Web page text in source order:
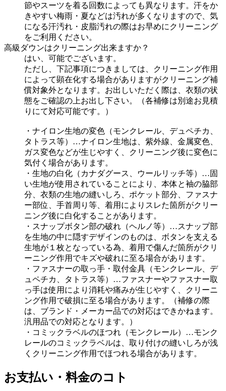
節やスーツを着る回数によっても異なります。汗をか
きやすい梅雨・夏などは汚れが多くなりますので、気
になる汗汚れ・皮脂汚れの際はお早めにクリーニング
をご利用ください。
高級ダウンはクリーニング出来ますか？
はい、可能でございます。
ただし、下記事項につきましては、クリーニング作用
によって顕在化する場合がありますがクリーニング補
償対象外となります。お出しいただく際は、衣類の状
態をご確認の上お出し下さい。（各補修は別途お見積
りにて対応可能です。）
・ナイロン生地の変色（モンクレール、デュペチカ、
タトラス等）…ナイロン生地は、紫外線、金属変色、
ガス変色などが生じやすく、クリーニング後に変色に
気付く場合があります。
・生地の白化（カナダグース、ウールリッチ等）…固
い生地が使用されていることにより、本体と袖の脇部
分、衣類の生地の縫いしろ、ポケット部分、ファスナ
ー部位、手首周り等、着用によりスレた箇所がクリー
ニング後に白化することがあります。
・スナップボタン部の破れ（ヘルノ等）…スナップ部
を生地の中に隠すデザインのものは、ボタンを支える
生地が１枚となっている為、着用で傷んだ箇所がクリ
ーニング作用でキズや破れに至る場合があります。
・ファスナーの取っ手・取付金具（モンクレール、デ
ュペチカ、タトラス等）…ファスナーやファスナー取
っ手は使用により消耗や痛みが生じやすく、クリーニ
ング作用で破損に至る場合があります。（補修の際
は、ブランド・メーカー品での対応はできかねます。
汎用品での対応となります。）
・コミックラベルのほつれ（モンクレール）…モンク
レールのコミックラベルは、取り付けの縫いしろが浅
くクリーニング作用でほつれる場合があります。
お支払い・料金のコト